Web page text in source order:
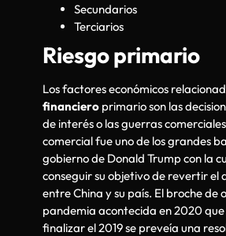
Secundarios
Terciarios
Riesgo primario
Los factores económicos
financiero primario son las
de interés o las guerras
comercial fue uno de los grandes
gobierno de Donald Trump con la
conseguir su objetivo de revertir el
entre China y su país. El broche de
pandemia acontecida en 2020
finalizar el 2019 se preveía una